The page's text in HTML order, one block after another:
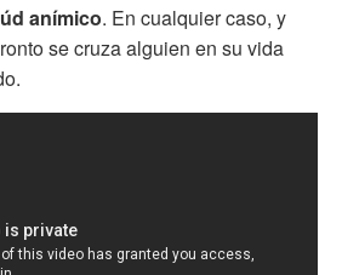
anímico. En cualquier caso, y
se cruza alguien en su vida